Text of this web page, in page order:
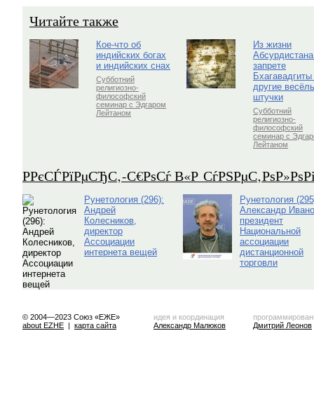
Читайте также
Кое-что об
индийских богах
и индийских снах
Субботний
религиозно-
философский
семинар с Эдгаром
Лейтаном
Из жизни
запрете
Бхагавадгиты
другие
штучки
Субботний
религиозно-
философский
семинар с
Лейтаном
Р­РєСЃРїРµСЂС‚-С€РѕСѓ В«Р
Рунетология (296):
Андрей
Колесников,
директор
Ассоциации
интернета вещей
Рунетология
Александр
президент
Национальной
ассоциации
дистанционной
торговли
© 2004—2023 Союз «ЕЖЕ»
about EZHE | карта сайта
идея и координация
Александр Малюков
Дмитрий Леонов